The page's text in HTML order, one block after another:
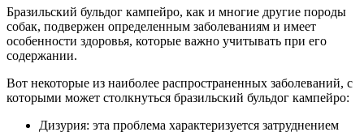
Бразильский бульдог кампейро, как и многие другие породы
собак, подвержен определенным заболеваниям и имеет
особенности здоровья, которые важно учитывать при его
содержании.
Вот некоторые из наиболее распространенных заболеваний, с
которыми может столкнуться бразильский бульдог кампейро:
Дизурия: эта проблема характеризуется затруднением